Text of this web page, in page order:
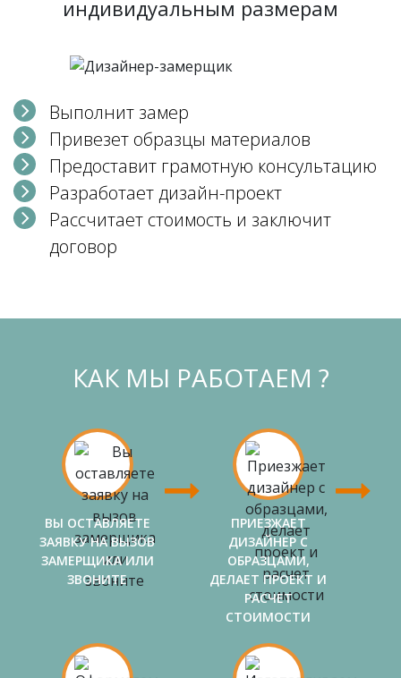
индивидуальным размерам
Выполнит замер
Привезет образцы материалов
Предоставит грамотную консультацию
Разработает дизайн-проект
Рассчитает стоимость и заключит
договор
КАК МЫ РАБОТАЕМ ?
ВЫ ОСТАВЛЯЕТЕ
ЗАЯВКУ НА ВЫЗОВ
ЗАМЕРЩИКА ИЛИ
ЗВОНИТЕ
ПРИЕЗЖАЕТ
ДИЗАЙНЕР С
ОБРАЗЦАМИ,
ДЕЛАЕТ ПРОЕКТ И
РАСЧЕТ
СТОИМОСТИ